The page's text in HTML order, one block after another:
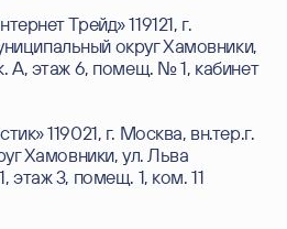
Трейд» 119121, г.
округ Хамовники,
А, этаж 6, помещ. № 1, кабинет
119021, г. Москва, вн.тер.г.
Хамовники, ул. Льва
этаж 3, помещ. 1, ком. 11